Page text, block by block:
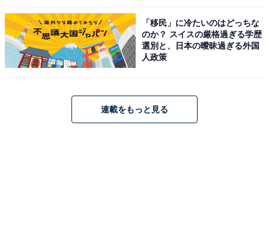
「移民」に冷たいのはどっちな
のか？ スイスの厳格過ぎる学歴
選別と、日本の曖昧過ぎる外国
人政策
連載をもっと見る